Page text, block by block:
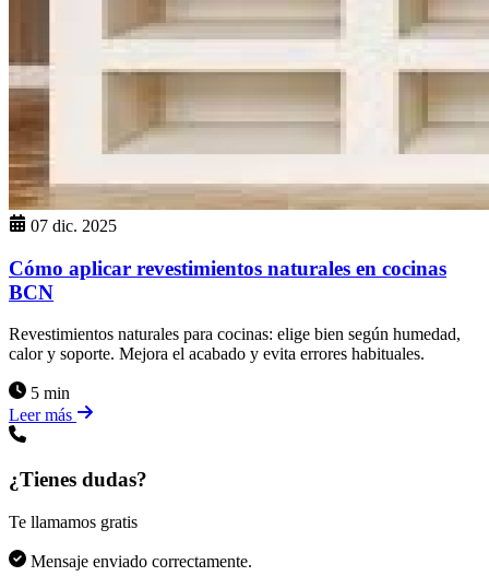
07 dic. 2025
Cómo aplicar revestimientos naturales en cocinas
BCN
Revestimientos naturales para cocinas: elige bien según humedad,
calor y soporte. Mejora el acabado y evita errores habituales.
5 min
Leer más
¿Tienes dudas?
Te llamamos gratis
Mensaje enviado correctamente.